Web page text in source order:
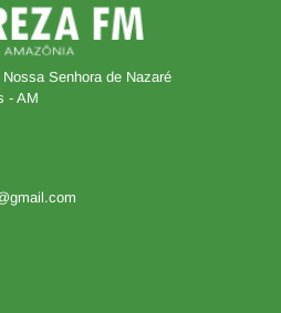
Senhora de Nazaré
- AM